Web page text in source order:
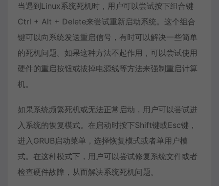
当遇到Linux系统死机时，用户可以尝试按下组合键
Ctrl + Alt + Delete来尝试重新启动系统。这个组合
键可以向系统发送重启信号，有时可以解决一些简单
的死机问题。如果这种方法不起作用，可以尝试使用
硬件的重启按钮或拔掉电源线等方法来强制重启计算
机。
如果系统频繁死机或无法正常启动，用户可以尝试进
入系统的恢复模式。在启动时按下Shift键或Esc键，
进入GRUB启动菜单，选择恢复模式或者单用户模
式。在这种模式下，用户可以尝试修复系统文件或者
检查硬件故障，从而解决系统死机问题。